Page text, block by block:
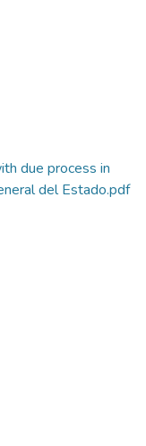
due process in
del Estado.pdf